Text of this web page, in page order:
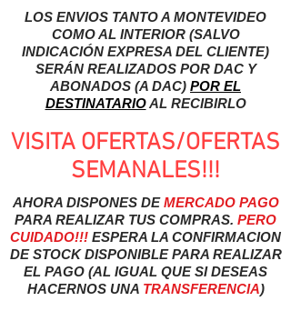
LOS ENVIOS TANTO A MONTEVIDEO
COMO AL INTERIOR (SALVO
INDICACIÓN EXPRESA DEL CLIENTE)
SERÁN REALIZADOS POR DAC Y
ABONADOS (A DAC) POR EL
DESTINATARIOAL RECIBIRLO
VISITA OFERTAS/OFERTAS
SEMANALES!!!
AHORA DISPONES DEMERCADO PAGO
PARA REALIZAR TUS COMPRAS. PERO
CUIDADO!!! ESPERA LA CONFIRMACION
DE STOCK DISPONIBLE PARA REALIZAR
EL PAGO (AL IGUAL QUE SI DESEAS
HACERNOS UNA TRANSFERENCIA)